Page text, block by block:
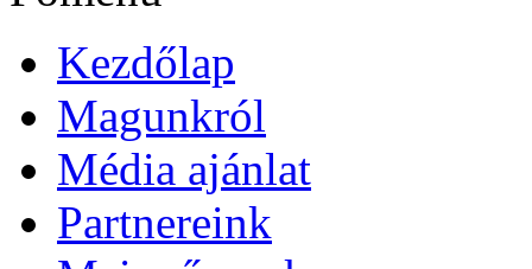
Kezdőlap
Magunkról
Média ajánlat
Partnereink